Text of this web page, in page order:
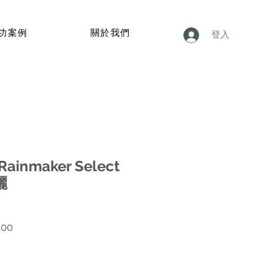
案例 關於我們 登入
Select
價